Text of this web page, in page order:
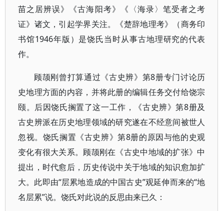
苗之居辨误》《古海阳考》《〈海录〉笔受者之考
证》诸文，引起学界关注。《楚辞地理考》（商务印
书馆1946年版）是饶氏当时从事古地理研究的代表
作。
顾颉刚曾打算通过《古史辨》第8册专门讨论历
史地理方面的内容，并将此册的编辑任务交付给饶宗
颐。后因饶氏搁置了这一工作，《古史辨》第8册及
古史辨派在历史地理领域的研究遂在不经意间被世人
忽视。饶氏搁置《古史辨》第8册的原因与他的史观
变化有很大关系。顾颉刚在《古史中地域的扩张》中
提出，时代愈后，历史传说中关于地域的知识愈加扩
大。此即由“层累地造成的中国古史”观延伸而来的“地
名层累”说。饶氏对此说的反思由来已久：